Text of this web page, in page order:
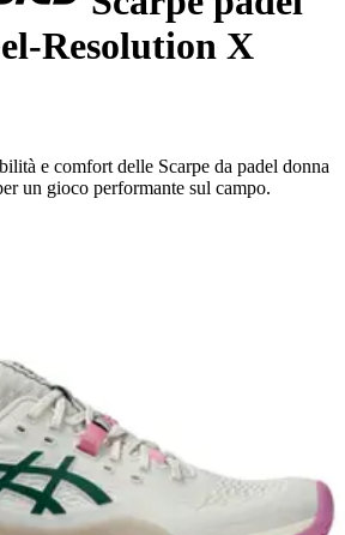
Resolution X
e comfort delle Scarpe da padel donna
un gioco performante sul campo.